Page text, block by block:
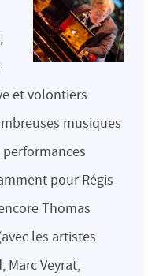
et volontiers
musiques
pour Régis
Thomas
les artistes
Marc Veyrat,